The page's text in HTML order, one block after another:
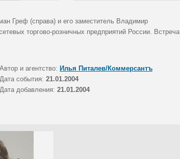
Греф (справа) и его заместитель Владимир
торгово-розничных предприятий России. Встреча
Автор и агентство: Илья Питалев/Коммерсантъ
Дата события: 21.01.2004
Дата добавления: 21.01.2004